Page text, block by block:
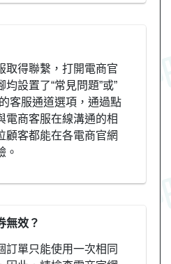
取得聯繫，打開電商官
設置了“常見問題”或”
客服通道選項，通過點
電商客服在線溝通的相
顧客都能在各電商官網
。
無效？
訂單只能使用一次相同